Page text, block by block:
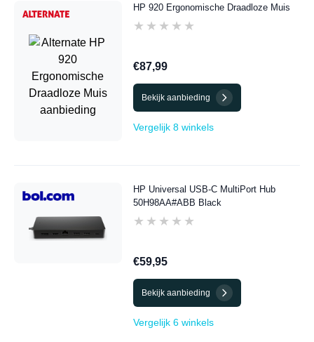
HP 920 Ergonomische Draadloze Muis
★★★★★
★★★★★
€87,99
Bekijk aanbieding
Vergelijk 8 winkels
HP Universal USB-C MultiPort Hub
50H98AA#ABB Black
★★★★★
★★★★★
€59,95
Bekijk aanbieding
Vergelijk 6 winkels